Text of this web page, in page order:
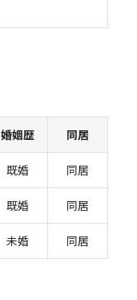
婚姻歴 同居
既婚 同居
既婚 同居
未婚 同居